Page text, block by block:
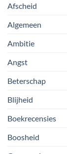
Afscheid
Algemeen
Ambitie
Angst
Beterschap
Blijheid
Boekrecensies
Boosheid